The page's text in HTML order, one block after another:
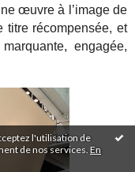
l'utilisation de
de nos services. En
œuvre à l’image de
titre récompensée, et
engagée,